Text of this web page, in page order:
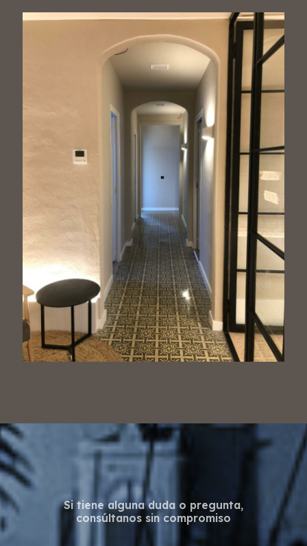
Si tiene alguna duda o pregunta,
consúltanos sin compromiso